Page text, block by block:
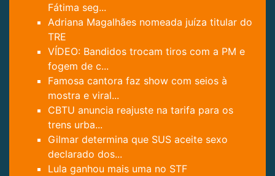
Fátima seg...
Adriana Magalhães nomeada juíza titular do
TRE
VÍDEO: Bandidos trocam tiros com a PM e
fogem de c...
Famosa cantora faz show com seios à
mostra e viral...
CBTU anuncia reajuste na tarifa para os
trens urba...
Gilmar determina que SUS aceite sexo
declarado dos...
Lula ganhou mais uma no STF